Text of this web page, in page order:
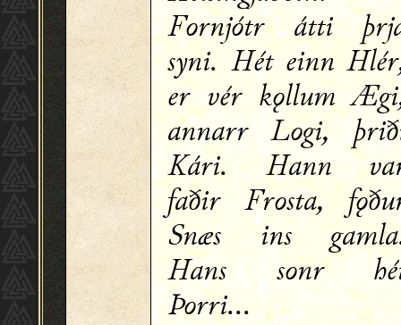
Fornjótr átti
syni. Hét einn
er vér kǫllum
annarr Logi,
Kári. Hann
faðir Frosta,
Snæs ins
Hans sonr
Þorri...